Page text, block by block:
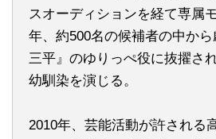
スオーディションを経て専属
年、約500名の候補者の中か
三平』のゆりっぺ役に抜擢さ
幼馴染を演じる。
2010年、芸能活動が許される